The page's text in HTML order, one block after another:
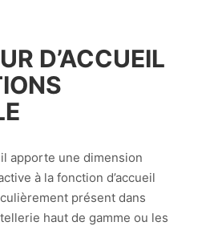
D’ACCUEIL
apporte une dimension
à la fonction d’accueil
présent dans
haut de gamme ou les